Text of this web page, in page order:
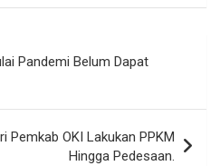
ke
dI
n
Pandemi Belum Dapat
Pemkab OKI Lakukan PPKM
Hingga Pedesaan.